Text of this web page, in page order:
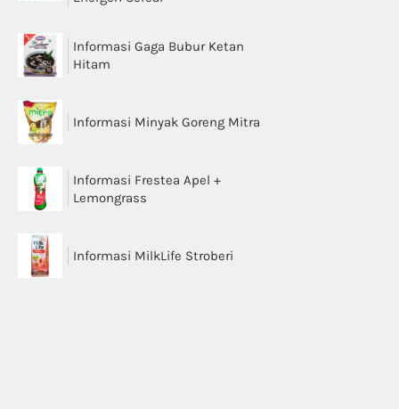
Informasi Gaga Bubur Ketan
Hitam
Informasi Minyak Goreng Mitra
Informasi Frestea Apel +
Lemongrass
Informasi MilkLife Stroberi